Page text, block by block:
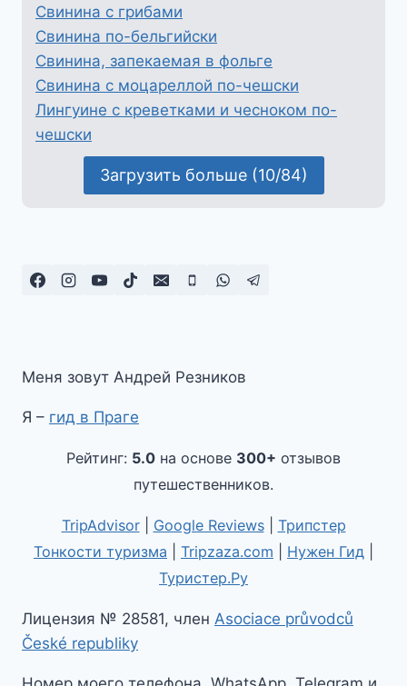
Свинина с грибами
Свинина по-бельгийски
Свинина, запекаемая в фольге
Свинина с моцареллой по-чешски
Лингуине с креветками и чесноком по-
чешски
Загрузить больше (10/84)
Меня зовут Андрей Резников
Я – гид в Праге
Рейтинг: 5.0 на основе 300+ отзывов
путешественников.
TripAdvisor| Google Reviews| Трипстер
Тонкости туризма
Tripzaza.com Нужен Гид
Туристер.Ру
Лицензия № 28581, член Asociace průvodců
České republiky